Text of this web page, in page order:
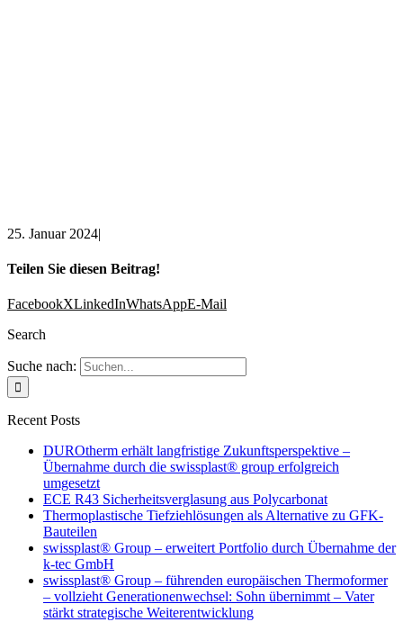
25. Januar 2024|
Teilen Sie diesen Beitrag!
FacebookXLinkedInWhatsAppE-Mail
Search
Suche nach:
Recent Posts
DUROtherm erhält langfristige Zukunftsperspektive –
Übernahme durch die swissplast® group erfolgreich
umgesetzt
ECE R43 Sicherheitsverglasung aus Polycarbonat
Thermoplastische Tiefziehlösungen als Alternative zu GFK-
Bauteilen
swissplast® Group – erweitert Portfolio durch Übernahme der
k-tec GmbH
swissplast® Group – führenden europäischen Thermoformer
– vollzieht Generationenwechsel: Sohn übernimmt – Vater
stärkt strategische Weiterentwicklung